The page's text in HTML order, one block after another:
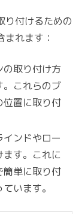
り付けるための
れます：
の取り付け方
。これらのブ
位置に取り付
ンドやロー
す。これに
簡単に取り付
います。